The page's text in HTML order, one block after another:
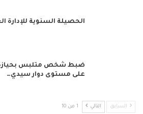
الحصيلة السنوية للإدارة
ضبط شخص متلبس بحيازة
على مستوى دوار سيدي…
السابق التالي 1 من 10